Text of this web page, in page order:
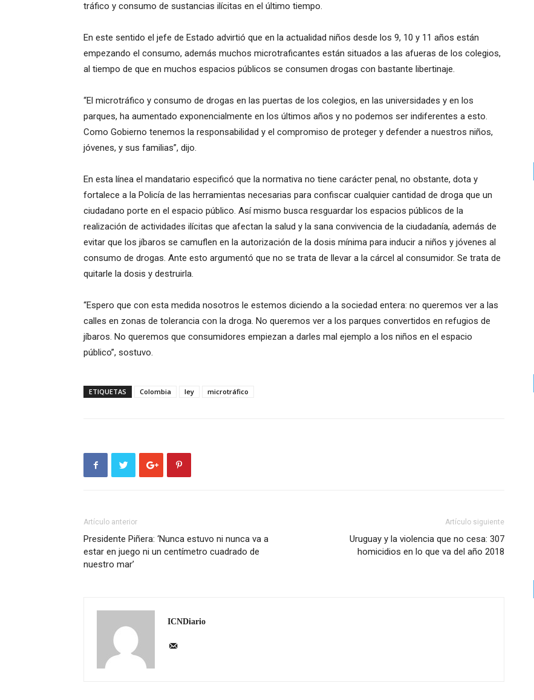
tráfico y consumo de sustancias ilícitas en el último tiempo.
En este sentido el jefe de Estado advirtió que en la actualidad niños desde los 9, 10 y 11 años están
empezando el consumo, además muchos microtraficantes están situados a las afueras de los colegios,
al tiempo de que en muchos espacios públicos se consumen drogas con bastante libertinaje.
“El microtráfico y consumo de drogas en las puertas de los colegios, en las universidades y en los
parques, ha aumentado exponencialmente en los últimos años y no podemos ser indiferentes a esto.
Como Gobierno tenemos la responsabilidad y el compromiso de proteger y defender a nuestros niños,
jóvenes, y sus familias”, dijo.
En esta línea el mandatario especificó que la normativa no tiene carácter penal, no obstante, dota y
fortalece a la Policía de las herramientas necesarias para confiscar cualquier cantidad de droga que un
ciudadano porte en el espacio público. Así mismo busca resguardar los espacios públicos de la
realización de actividades ilícitas que afectan la salud y la sana convivencia de la ciudadanía, además de
evitar que los jíbaros se camuflen en la autorización de la dosis mínima para inducir a niños y jóvenes al
consumo de drogas. Ante esto argumentó que no se trata de llevar a la cárcel al consumidor. Se trata de
quitarle la dosis y destruirla.
“Espero que con esta medida nosotros le estemos diciendo a la sociedad entera: no queremos ver a las
calles en zonas de tolerancia con la droga. No queremos ver a los parques convertidos en refugios de
jíbaros. No queremos que consumidores empiezan a darles mal ejemplo a los niños en el espacio
público”, sostuvo.
ETIQUETAS Colombia ley microtráfico
Artículo anterior
Presidente Piñera: ‘Nunca estuvo ni nunca va a
estar en juego ni un centímetro cuadrado de
nuestro mar’
Artículo siguiente
Uruguay y la violencia que no cesa: 307
homicidios en lo que va del año 2018
ICNDiario